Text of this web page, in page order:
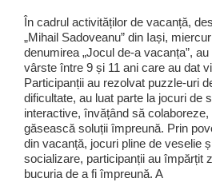
În cadrul activităților de vacanță,
„Mihail Sadoveanu” din Iași,
denumirea „Jocul de-a vacanța”,
vârste între 9 și 11 ani care au dat
Participanții au rezolvat puzzle-uri
dificultate, au luat parte la jocuri de
interactive, învățând să
găsească soluții împreună. Prin
din vacanță, jocuri pline de veselie
socializare, participanții au împărțit
bucuria de a fi împreună. A